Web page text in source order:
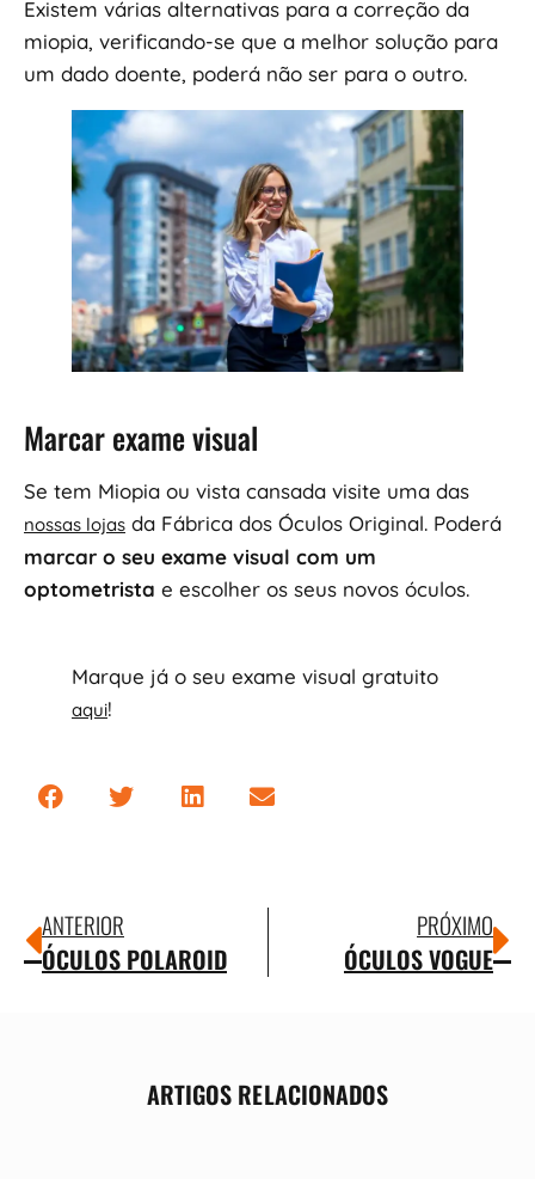
Existem várias alternativas para a correção da
miopia, verificando-se que a melhor solução para
um dado doente, poderá não ser para o outro.
Marcar exame visual
Se tem Miopia ou vista cansada visite uma das
nossas lojas da Fábrica dos Óculos Original. Poderá
marcar o seu exame visual com um
optometrista e escolher os seus novos óculos.
Marque já o seu exame visual gratuito
aqui!
ANTERIOR
ÓCULOS POLAROID
PRÓXIMO
ÓCULOS VOGUE
ARTIGOS RELACIONADOS